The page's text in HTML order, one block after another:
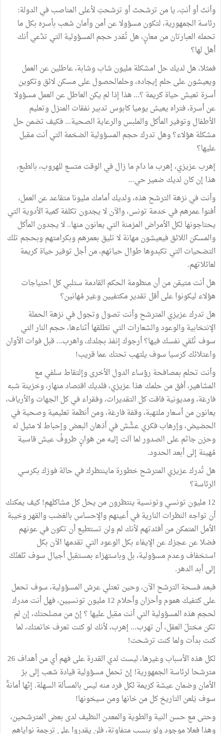
وأنتَ أو أنتِ، يا من ترشحتَ أو ترشحتِ لأعلى المناصب في الدولة:
رئاسة الجمهورية، لتكون مسؤولا عن أمن وأمان شعب بأسره بكل ما
تحمله العبارتان من معانٍ، هل تُقدر حجم المسؤولية التي تدَّعي أنك
أهل لها؟
فمثلا، هل لديك حل امشكلة مليون شاب وشابة، عاطلين عن العمل
ويعيشون على حلم إيجاده، وحلمالحصول على مسكن لائق وتكوين
أسرة تعيش حياة كريمة ؟... هذا إذا لم يكن العاطل عن العمل مسؤولا
عن أسرة، فتراه يعيش يوميا كابوس تدبير نفقات المنزل وتعليم
الأطفال وتوفير المأكل والملبس والرعاية الصحية... فكيف تضمن حل
مشكلة هؤلاء؟ وهل تدرك حجم المسؤولية الضخمة التي أنت مقبل
عليها؟
إهرب عزيزي، إهرب ما دام ما زال في الوقت متسع للهروب، بالطبع،
هذا إن كان لديك ضمير حي...
وأنت في نزهة الترشح هذه، ولديك أمامك مليونا متقاعد عن العمل،
أفنوا عمرهم في خدمة تونس، والآن لا يجدون تكلفة كمية الأدوية التي
يحتاجونها لكل الأمراض المزمنة التي يعانون منها.. لا يجدون المأكل
والمسكن اللائق فيعيشون مهانة لا تليق بعمرهم وبكرامتهم وبحجم تلك
التضحيات التي تكبدوها طوال حياتهم، من أجل توفير حياة كريمة
لعائلاتهم.
هل أنت متيقن من أن منظومة الحكم القادمة ستلبي كل احتياجات
هؤلاء ليكونوا على أقل تقدير مكتفيين وغير مُهانين؟
هل تدرك عزيزي المترشح وأنت تصول وتجول في نزهة الحملة
الإنتخابية والوعود والشعارات التي تطلقها أثناءها، حجم النار التي
سوف تُلقي نفسك فيها؟ أرجوك إنفذ بجلدك، واهرب... قبل فوات الأوان
واعتلائك كرسيا سوف يلتهب تحتك عما قريب!
وأنت تحلم بمصافحة رؤساء الدول الأخرى وإلتقاط سلفي مع
المشاهير، أفق من حلمك هذا عزيزي، فلديك اقتصاد منهار، وخزينة شبه
فارغة، ومديونية فاقت كل التقديرات، وفقراء في كل الجهات والأرياف،
يعانون من أسعار ملتهبة، وقفة فارغة، ومن أنظمة تعليمية وصحية في
الحضيض، وإرهاب فكري عشَّش في أذهان البعض وإحباط لا مثيل له
وحزن جاثم على الصدور لما آلت إليه من هَوانٍ ظروفُ عيش قاسية
مُهينة إلى أبعد الحدود.
هل تُدرك عزيزي المترشح خطورة ماينتظرك في حالة فوزك بكرسي
الرئاسة؟
12 مليون تونسي وتونسية ينتظرون من يحل كل مشاكلهم! كيف يمكنك
أن تواجه النظرات النارية في أعينهم والإحساس بالغضب والقهر وخيبة
الأمل المتمكن من أفئدتهم لأنك لم ولن تستطيع أن تكون في عونهم
فضلا عن عجزك عن الإيفاء بكل الوعود التي تقدمها الآن بكل
استخفاف وعدم مسؤولية، بل وباستهزاء بمستقبل أجيال سوف تَلعَنُكَ
إلى أبد الدهر.
فبعد فسحة الترشح الآن، وحين تعتلي عرش المسؤولية، سوف تحمل
على كتفيك هموم وأحزان وأحلام 12 مليون تونسيين، فهل أنت مدرك
لحجم هذه المسؤولية التي أنت مقبل عليها ؟ إنّ من مصلحتك، إن لم
تكن مختلَ العقل، أن تهرب... إهرب، لأنك لو كنت تعرف خاتمتك، لما
كنت بدأت ولما كنت ترشحت!
لكل هذه الأسباب وغيرها، ليست لدي القدرة على فهم أي من أهداف 26
مترشحا لرئاسة الجمهورية! إنّ تحمل مسؤولية قيادة شعب إلى برّ
الأمان وضمان عيشة كريمة لكل فرد منه ليس بالمسألة السهلة. إنّها أمانةٌ
سوف يَلعن التاريخ كل من خانها ومن سيخونها!
وحتى مع حسن النية والطوية والمعدن النظيف لدى بعض المترشحين،
وهذا فعلا موجود ولو بنسب متفاوتة، فلن يقدروا على ترجمة نواياهم